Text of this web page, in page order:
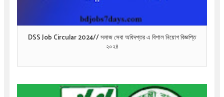
DSS Job Circular 2024// সমাজ সেবা অধিদপ্তর এ বিশাল নিয়োগ বিজ্ঞপ্তি
২০২৪